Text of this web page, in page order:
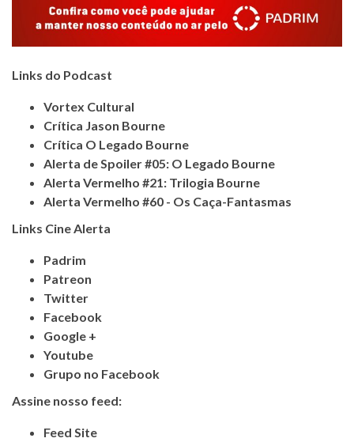
Links do Podcast
Vortex Cultural
Crítica Jason Bourne
Crítica O Legado Bourne
Alerta de Spoiler #05: O Legado Bourne
Alerta Vermelho #21: Trilogia Bourne
Alerta Vermelho #60 - Os Caça-Fantasmas
Links Cine Alerta
Padrim
Patreon
Twitter
Facebook
Google +
Youtube
Grupo no Facebook
Assine nosso feed:
Feed Site